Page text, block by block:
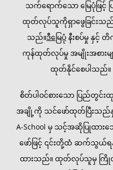
သက်ရောက်သော မြေပုံဖြင့်
ထုတ်လုပ်သူကိုရှာဖွေခြင်း
သည်။ဒီမြေပုံ နီးစပ်မှု နှင့်
ကုန်ထုတ်လုပ်မှု အမျိုးအစားမျာ
ထုတ်နိုင်စေပါသည်။
စိတ်ပါဝင်စားသော ပြည်တွ
အချို့ကို သင်ဖော်ထုတ်ပြီးသည်နှ
A-School မှ သင့်အဆိုပြုထာ
ဖော်ဖြင့် ၎င်းတို့ထံ ဆက်သွယ်ရ
ထားသည်။ ထုတ်လုပ်သူမှ ကြို